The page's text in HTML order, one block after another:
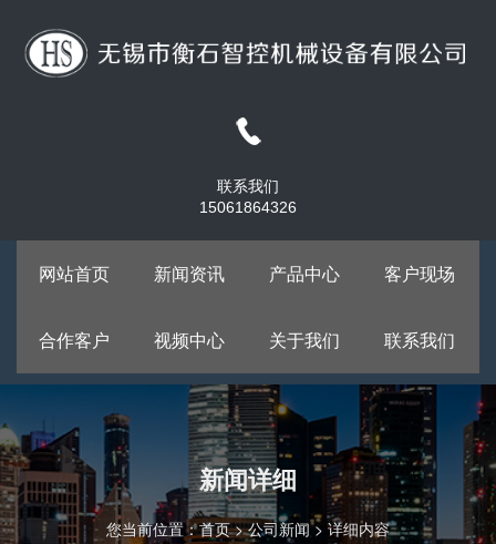
联系我们
15061864326
网站首页 新闻资讯 产品中心 客户现场
合作客户 视频中心 关于我们 联系我们
新闻详细
您当前位置：首页>公司新闻> 详细内容